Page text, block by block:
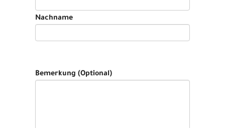
Nachname
Bemerkung (Optional)